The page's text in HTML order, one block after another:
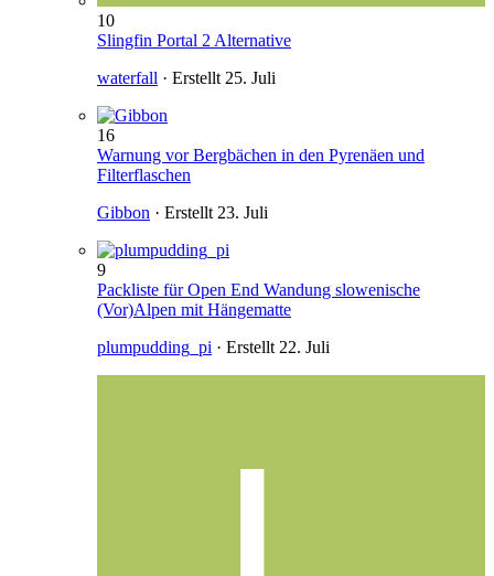
10
Slingfin Portal 2 Alternative
waterfall · Erstellt 25. Juli
16
Warnung vor Bergbächen in den Pyrenäen und
Filterflaschen
Gibbon · Erstellt 23. Juli
9
Packliste für Open End Wandung slowenische
(Vor)Alpen mit Hängematte
plumpudding_pi · Erstellt 22. Juli